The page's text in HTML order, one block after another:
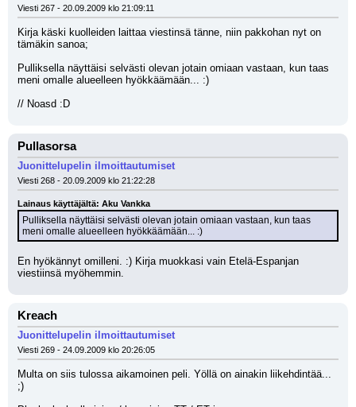
Viesti 267 - 20.09.2009 klo 21:09:11
Kirja käski kuolleiden laittaa viestinsä tänne, niin pakkohan nyt on
tämäkin sanoa;
Pulliksella näyttäisi selvästi olevan jotain omiaan vastaan, kun taas
meni omalle alueelleen hyökkäämään... :)
// Noasd :D
Pullasorsa
Juonittelupelin ilmoittautumiset
Viesti 268 - 20.09.2009 klo 21:22:28
Lainaus käyttäjältä: Aku Vankka
Pulliksella näyttäisi selvästi olevan jotain omiaan vastaan, kun taas
meni omalle alueelleen hyökkäämään... :)
En hyökännyt omilleni. :) Kirja muokkasi vain Etelä-Espanjan
viestiinsä myöhemmin.
Kreach
Juonittelupelin ilmoittautumiset
Viesti 269 - 24.09.2009 klo 20:26:05
Multa on siis tulossa aikamoinen peli. Yöllä on ainakin liikehdintää...
;)